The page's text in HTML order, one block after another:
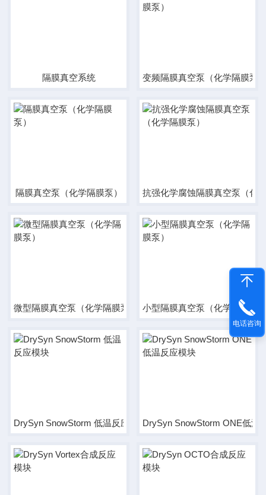
隔膜真空系统 变频隔膜真空泵（化学隔膜泵
隔膜真空泵（化学隔膜泵） 抗强化学腐蚀隔膜真空泵（化
微型隔膜真空泵（化学隔膜泵） 小型隔膜真空泵（化学隔膜泵
DrySyn SnowStorm 低温反应模块DrySyn SnowStorm ONE低温
电话咨询